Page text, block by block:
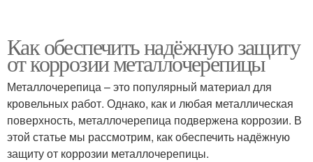
Как обеспечить надёжную защиту
от коррозии металлочерепицы
Металлочерепица – это популярный материал для
кровельных работ. Однако, как и любая металлическая
поверхность, металлочерепица подвержена коррозии. В
этой статье мы рассмотрим, как обеспечить надёжную
защиту от коррозии металлочерепицы.